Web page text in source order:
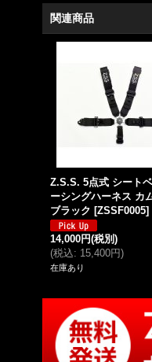
関連商品
Z.S.S. 5点式 シート
ーシングハーネス カ
ブラック [ZSSF0005]
14,000円(税別)
(税込: 15,400円)
在庫あり